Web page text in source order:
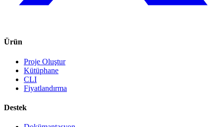
Ürün
Proje Oluştur
Kütüphane
CLI
Fiyatlandırma
Destek